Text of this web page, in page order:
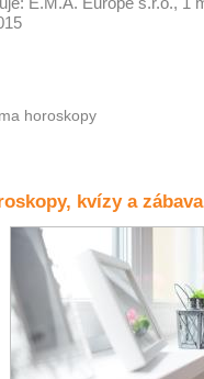
horoskopy
kvízy a zábava